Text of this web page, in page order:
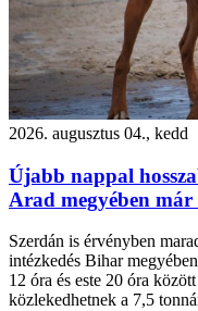
2026. augusztus 04., kedd
Újabb nappal
Arad megyében már
Szerdán is érvényben
intézkedés Bihar
12 óra és este 20 óra
közlekedhetnek a 7,5